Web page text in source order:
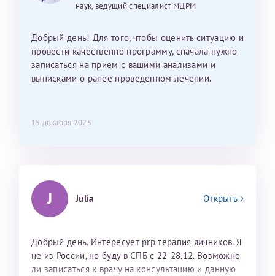
наук, ведущий специалист МЦРМ
Добрый день! Для того, чтобы оценить ситуацию и
провести качественно программу, сначала нужно
записаться на прием с вашими анализами и
выписками о ранее проведенном лечении.
15 декабря 2025
J Julia Открыть
Добрый день. Интересует prp терапия яичников. Я
не из России, но буду в СПБ с 22-28.12. Возможно
ли записаться к врачу на консультацию и данную